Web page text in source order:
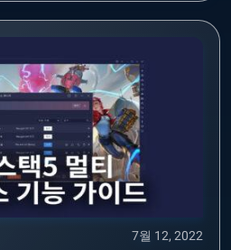
7월 12, 2022